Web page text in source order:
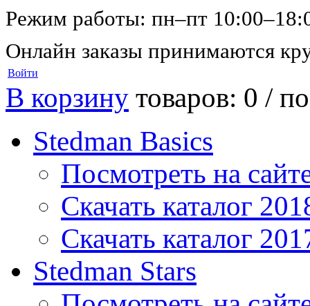
Режим работы: пн–пт
Онлайн заказы принимаются
Войти
В корзину товаров: 0 /
Stedman Basics
Посмотреть на
Скачать каталог
Скачать каталог
Stedman Stars